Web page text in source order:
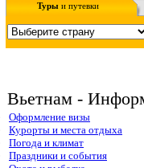
Туры и путевки
Вьетнам -
Оформление визы
Курорты и места отдыха
Погода и климат
Праздники и события